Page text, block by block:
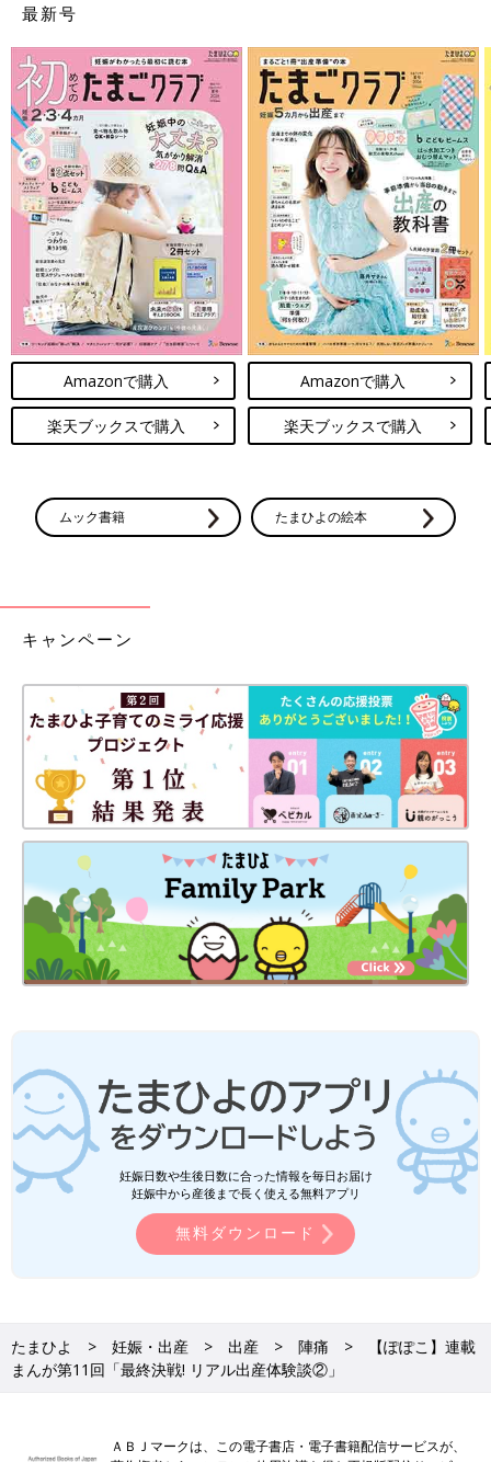
最新号
Amazonで購入
楽天ブックスで購入
Amazonで購入
楽天ブックスで購入
ムック書籍 たまひよの絵本
キャンペーン
妊娠日数や生後日数に合った情報を毎日お届け
妊娠中から産後まで長く使える無料アプリ
無料ダウンロード
たまひよ 妊娠・出産 出産 陣痛
【ぽぽこ】連載
まんが第11回「最終決戦! リアル出産体験談②」
ＡＢＪマークは、この電子書店・電子書籍配信サービスが、